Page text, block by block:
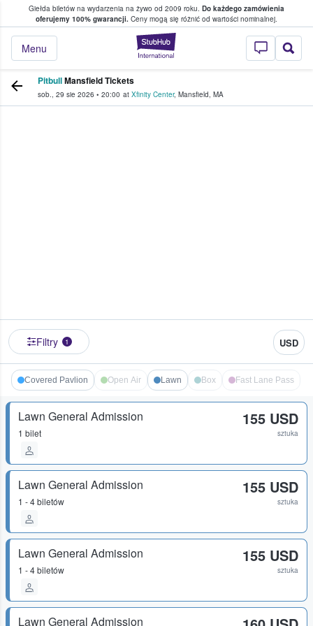
Giełda biletów na wydarzenia na żywo od 2009 roku. Do każdego zamówienia
oferujemy 100% gwarancji. Ceny mogą się różnić od wartości nominalnej.
StubHub —
Menu
w którym fani i kibice kupują i
PitbullMansfield Tickets
sob., 29 sie 2026 • 20:00 at Xfinity Center, Mansfield, MA
Filtry 1 USD
Covered Pavlion Open Air Lawn Box Fast Lane Pass
Lawn General Admission
1 bilet
155 USD
sztuka
Lawn General Admission
1 - 4 biletów
155 USD
sztuka
Lawn General Admission
1 - 4 biletów
155 USD
sztuka
Lawn General Admission